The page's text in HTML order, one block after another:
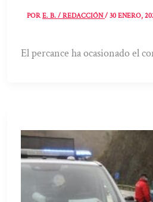
PORE. B. / REDACCIÓN/30 ENERO,
El percance ha ocasionado el